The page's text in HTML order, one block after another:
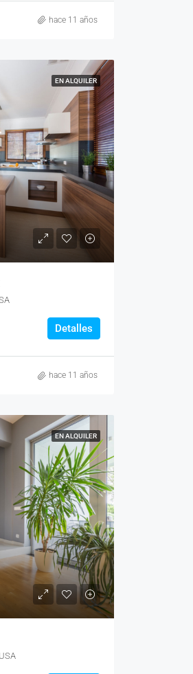
hace 11 años
EN ALQUILER
Detalles
hace 11 años
EN ALQUILER